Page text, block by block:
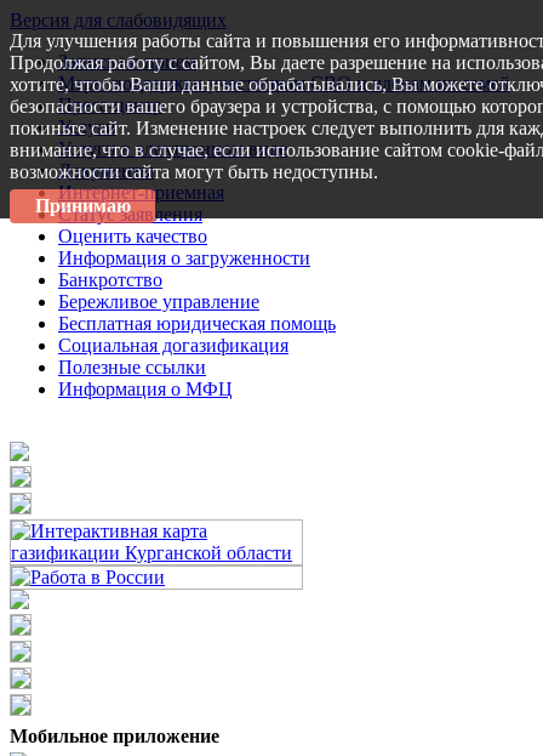
Версия для слабовидящих
Запись на прием
Меры поддержки участникам СВО и членам их семей
Пресс-центр
Услуги
Услуги в электронном виде
Документы
Интернет-приемная
Статус заявления
Оценить качество
Информация о загруженности
Банкротство
Бережливое управление
Бесплатная юридическая помощь
Социальная догазификация
Полезные ссылки
Информация о МФЦ
Мобильное приложение
Для улучшения работы сайта и повышения его
Продолжая работу с сайтом, Вы даете разрешение на
хотите, чтобы Ваши данные обрабатывались, Вы можете
безопасности вашего браузера и устройства, с помощью
покиньте сайт. Изменение настроек следует выполнить для
внимание, что в случае, если использование сайтом cookie-
возможности сайта могут быть недоступны.
Принимаю